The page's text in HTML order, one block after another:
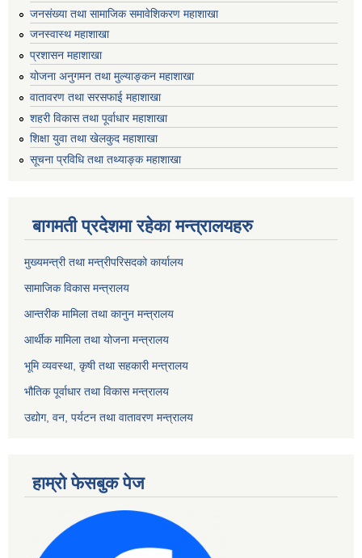
जनसंख्या तथा सामाजिक समावेशिकरण महाशाखा
जनस्वास्थ महाशाखा
प्रशासन महाशाखा
योजना अनुगमन तथा मुल्याङ्कन महाशाखा
वातावरण तथा सरसफाई महाशाखा
शहरी विकास तथा पूर्वाधार महाशाखा
शिक्षा युवा तथा खेलकुद महाशाखा
सूचना प्रविधि तथा तथ्याङ्क महाशाखा
बागमती प्रदेशमा रहेका मन्त्रालयहरु
मुख्यमन्त्री तथा मन्त्रीपरिसदको कार्यालय
सामाजिक विकास मन्त्रालय
आन्तरीक मामिला तथा कानुन मन्त्रालय
आर्थीक मामिला तथा योजना मन्त्रालय
भूमि व्यवस्था, कृषी तथा सहकारी मन्त्रालय
भौतिक पूर्वाधार तथा विकास मन्त्रालय
उद्योग, वन, पर्यटन तथा वातावरण मन्त्रालय
हाम्रो फेसबुक पेज